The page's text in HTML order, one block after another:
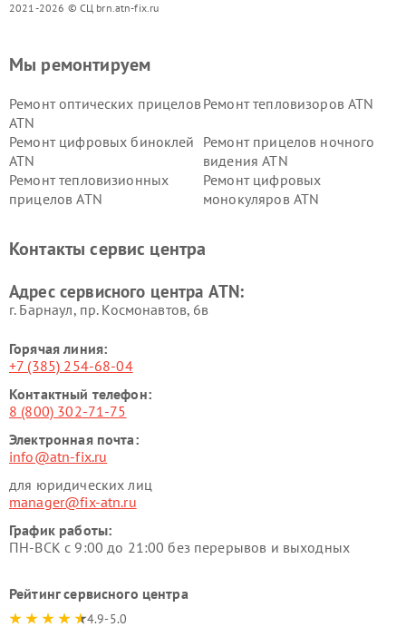
2021-2026 © СЦ brn.atn-fix.ru
Мы ремонтируем
Ремонт оптических прицелов
ATN
Ремонт тепловизоров ATN
Ремонт цифровых биноклей
ATN
Ремонт прицелов ночного
видения ATN
Ремонт тепловизионных
прицелов ATN
Ремонт цифровых
монокуляров ATN
Контакты сервис центра
Адрес сервисного центра ATN:
г. Барнаул, ​пр. Космонавтов, 6в
Горячая линия:
+7 (385) 254-68-04
Контактный телефон:
8 (800) 302-71-75
Электронная почта:
info@atn-fix.ru
для юридических лиц
manager@fix-atn.ru
График работы:
ПН-ВСК с 9:00 до 21:00 без перерывов и выходных
Рейтинг сервисного центра
4.9-5.0